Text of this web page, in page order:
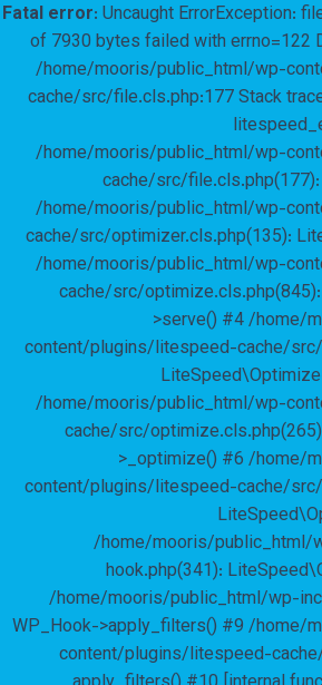
Fatal error: Uncaught ErrorException:
of 7930 bytes failed with errno=122
/home/mooris/public_html/wp-
cache/src/file.cls.php:177 Stack
/home/mooris/public_html/wp-
cache/src/
/home/mooris/public_html/wp-
cache/src/optimizer.cls.php(135):
/home/mooris/public_html/wp-
cache/src/
>serve() #4 /home/
content/plugins/litespeed-cache/
/home/mooris/public_html/wp-
cache/src/
>_optimize() #6 /home/
content/plugins/litespeed-cache/
/home/mooris/
hook.php(341):
/home/mooris/public_html/wp-
WP_Hook->apply_filters() #9 /home/
content/plugins/litespeed-